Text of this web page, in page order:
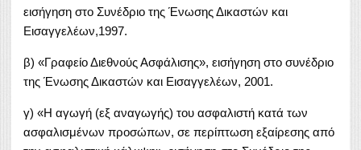
εισήγηση στο Συνέδριο της Ένωσης Δικαστών και
Εισαγγελέων,1997.
β) «Γραφείο Διεθνούς Ασφάλισης», εισήγηση στο συνέδριο
της Ένωσης Δικαστών και Εισαγγελέων, 2001.
γ) «Η αγωγή (εξ αναγωγής) του ασφαλιστή κατά των
ασφαλισμένων προσώπων, σε περίπτωση εξαίρεσης από